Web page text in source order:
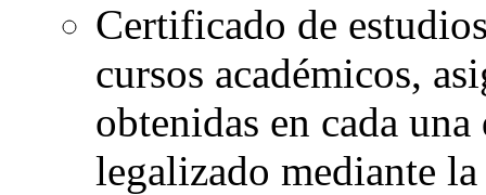
Certificado de
cursos académicos,
obtenidas en cada
legalizado mediante la